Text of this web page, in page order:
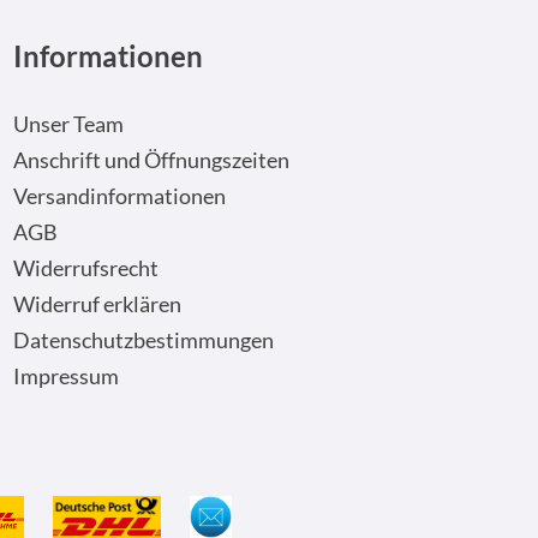
Informationen
Unser Team
Anschrift und Öffnungszeiten
Versandinformationen
AGB
Widerrufsrecht
Widerruf erklären
Datenschutzbestimmungen
Impressum